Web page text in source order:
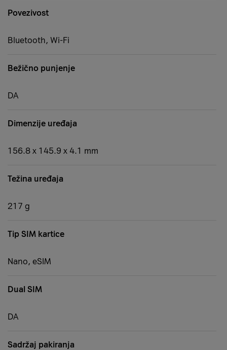
Povezivost
Bluetooth, Wi-Fi
Bežično punjenje
DA
Dimenzije uređaja
156.8 x 145.9 x 4.1 mm
Težina uređaja
217 g
Tip SIM kartice
Nano, eSIM
Dual SIM
DA
Sadržaj pakiranja